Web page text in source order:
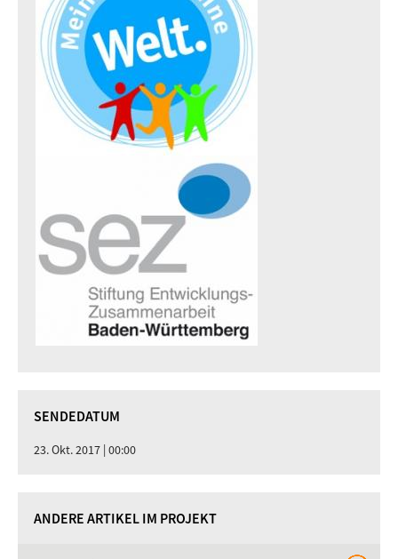
SENDEDATUM
23. Okt. 2017 | 00:00
ANDERE ARTIKEL IM PROJEKT